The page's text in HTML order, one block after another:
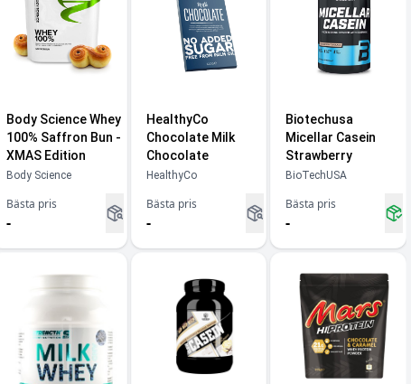
Body Science Whey
100% Saffron Bun -
XMAS Edition
Body Science
Bästa pris
-
HealthyCo
Chocolate Milk
Chocolate
HealthyCo
Bästa pris
-
Biotechusa
Micellar Casein
Strawberry
BioTechUSA
Bästa pris
-